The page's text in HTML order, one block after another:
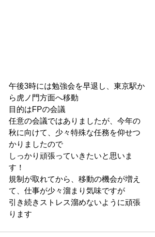
午後3時には勉強会を早退し、東京駅か
ら虎ノ門方面へ移動
目的はFPの会議
任意の会議ではありましたが、今年の
秋に向けて、少々特殊な任務を仰せつ
かりましたので
しっかり頑張っていきたいと思いま
す！
規制が取れてから、移動の機会が増え
て、仕事が少々溜まり気味ですが
引き続きストレス溜めないように頑張
ります